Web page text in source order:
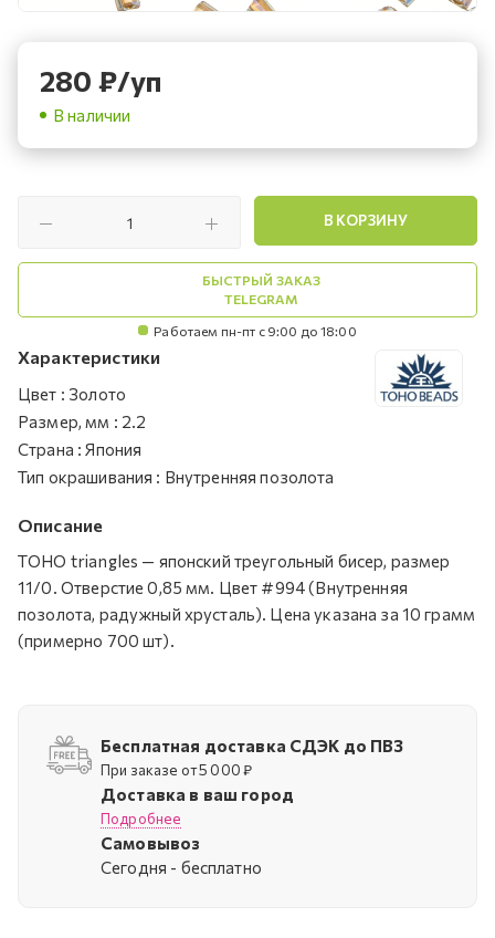
280 ₽/уп
В наличии
В КОРЗИНУ
БЫСТРЫЙ ЗАКАЗ
TELEGRAM
Работаем пн-пт с 9:00 до 18:00
Характеристики
Цвет : Золото
Размер, мм : 2.2
Страна : Япония
Тип окрашивания : Внутренняя позолота
Описание
TOHO triangles — японский треугольный бисер, размер
11/0. Отверстие 0,85 мм. Цвет #994 (Внутренняя
позолота, радужный хрусталь). Цена указана за 10 грамм
(примерно 700 шт).
Бесплатная доставка СДЭК до ПВЗ
При заказе от 5 000 ₽
Доставка в ваш город
Подробнее
Самовывоз
Cегодня - бесплатно